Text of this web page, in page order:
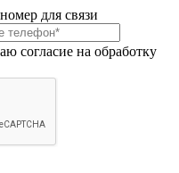
для связи
согласие на обработку